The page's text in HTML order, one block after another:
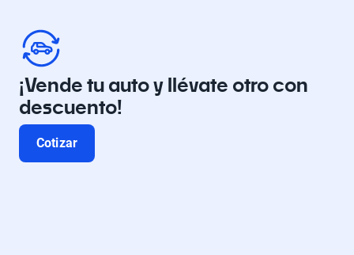
¡Vende tu auto y llévate otro con
descuento!
Cotizar